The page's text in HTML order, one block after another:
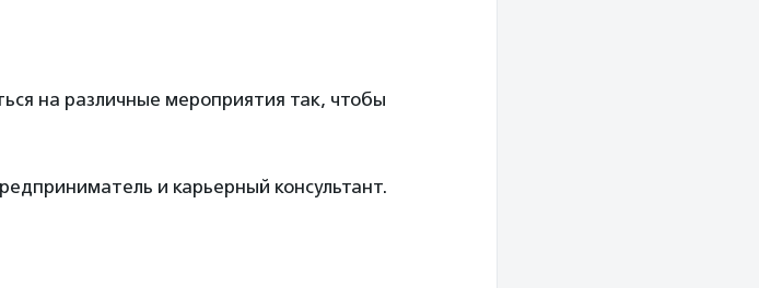
на различные мероприятия так, чтобы
и карьерный консультант.